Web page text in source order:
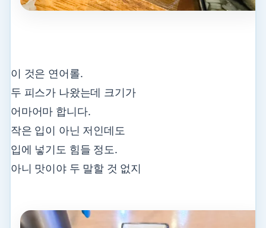
이 것은 연어롤.
두 피스가 나왔는데 크기가
어마어마 합니다.
작은 입이 아닌 저인데도
입에 넣기도 힘들 정도.
아니 맛이야 두 말할 것 없지